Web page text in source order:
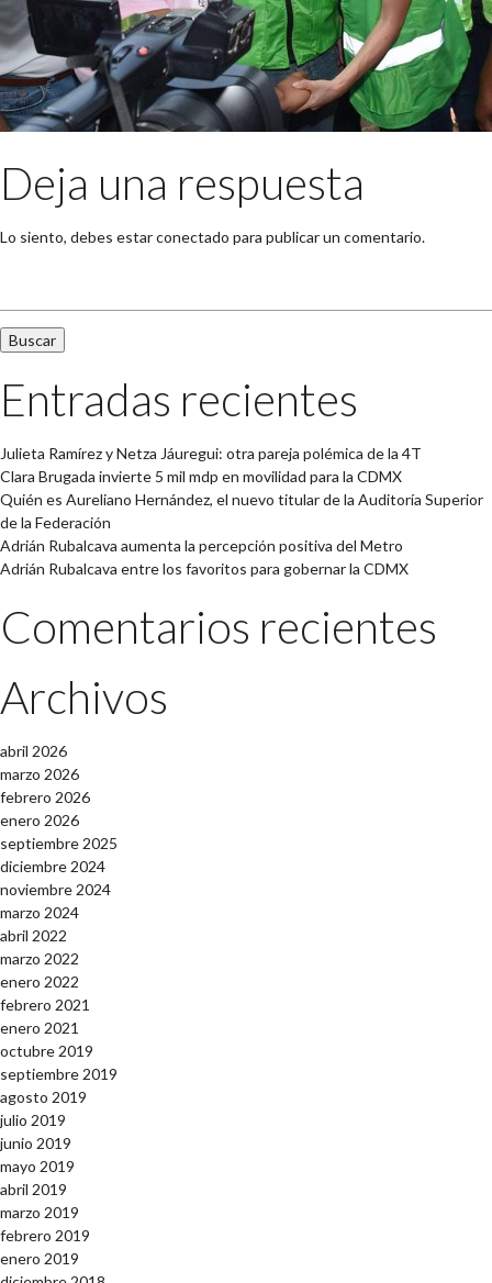
Deja una respuesta
Lo siento, debes estarconectado para publicar un comentario.
Entradas recientes
Julieta Ramírez y Netza Jáuregui: otra pareja polémica de la 4T
Clara Brugada invierte 5 mil mdp en movilidad para la CDMX
Quién es Aureliano Hernández, el nuevo titular de la Auditoría Superior
de la Federación
Adrián Rubalcava aumenta la percepción positiva del Metro
Adrián Rubalcava entre los favoritos para gobernar la CDMX
Comentarios recientes
Archivos
abril 2026
marzo 2026
febrero 2026
enero 2026
septiembre 2025
diciembre 2024
noviembre 2024
marzo 2024
abril 2022
marzo 2022
enero 2022
febrero 2021
enero 2021
octubre 2019
septiembre 2019
agosto 2019
julio 2019
junio 2019
mayo 2019
abril 2019
marzo 2019
febrero 2019
enero 2019